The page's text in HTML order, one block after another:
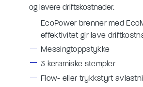
og lavere driftskostnader.
EcoPower brenner med
effektivitet gir lave
Messingtoppstykke
3 keramiske stempler
Flow- eller trykkstyrt